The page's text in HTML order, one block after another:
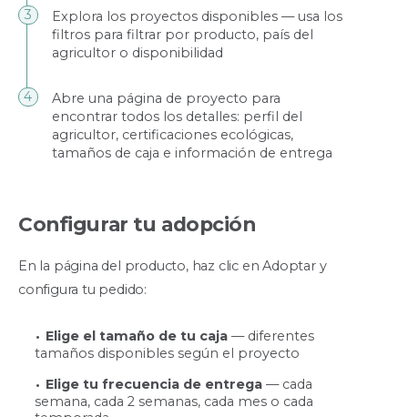
Explora los proyectos disponibles — usa los
filtros para filtrar por producto, país del
agricultor o disponibilidad
Abre una página de proyecto para
encontrar todos los detalles: perfil del
agricultor, certificaciones ecológicas,
tamaños de caja e información de entrega
Configurar tu adopción
En la página del producto, haz clic en Adoptar y
configura tu pedido:
Elige el tamaño de tu caja — diferentes
tamaños disponibles según el proyecto
Elige tu frecuencia de entrega — cada
semana, cada 2 semanas, cada mes o cada